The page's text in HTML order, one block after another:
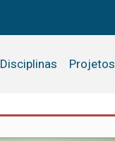
Disciplinas Projetos